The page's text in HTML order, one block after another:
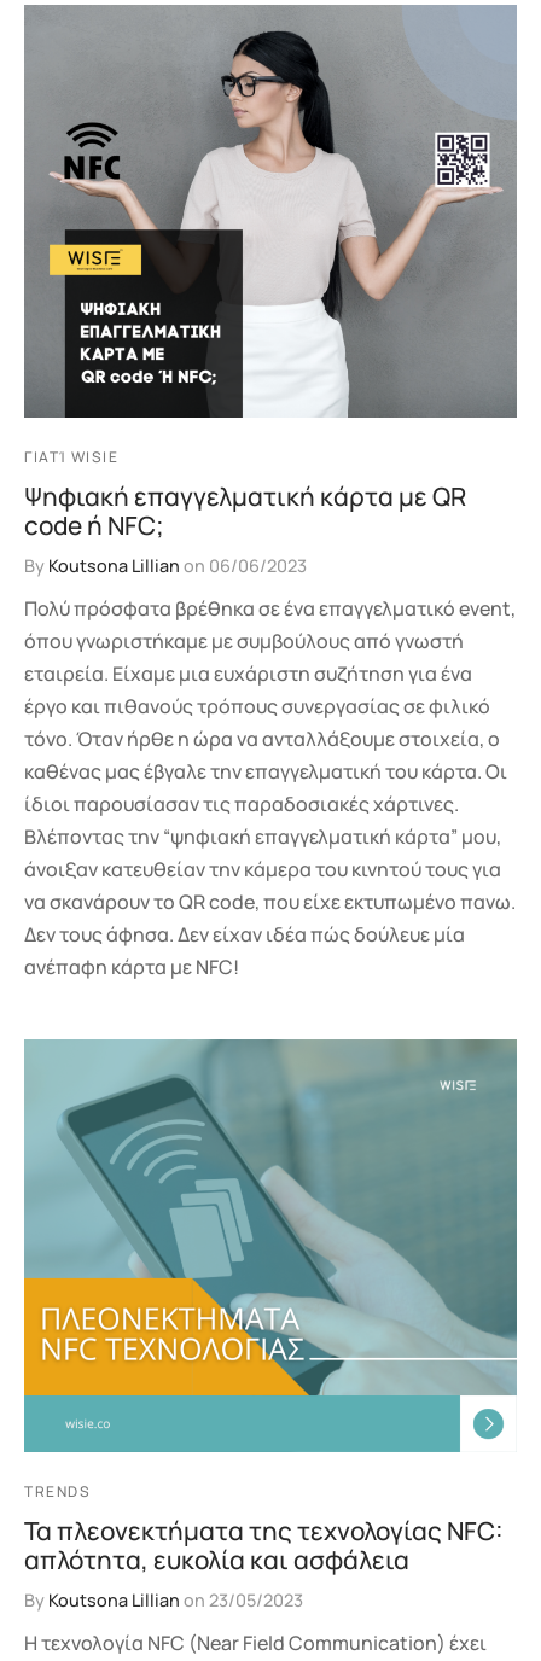
ΓΙΑΤΊ WISIE
Ψηφιακή επαγγελματική κάρτα με QR
code ή NFC;
By Koutsona Lillian on 06/06/2023
Πολύ πρόσφατα βρέθηκα σε ένα επαγγελματικό event,
όπου γνωριστήκαμε με συμβούλους από γνωστή
εταιρεία. Είχαμε μια ευχάριστη συζήτηση για ένα
έργο και πιθανούς τρόπους συνεργασίας σε φιλικό
τόνο. Όταν ήρθε η ώρα να ανταλλάξουμε στοιχεία, ο
καθένας μας έβγαλε την επαγγελματική του κάρτα. Οι
ίδιοι παρουσίασαν τις παραδοσιακές χάρτινες.
Βλέποντας την “ψηφιακή επαγγελματική κάρτα” μου,
άνοιξαν κατευθείαν την κάμερα του κινητού τους για
να σκανάρουν το QR code, που είχε εκτυπωμένο πανω.
Δεν τους άφησα. Δεν είχαν ιδέα πώς δούλευε μία
ανέπαφη κάρτα με NFC!
TRENDS
Τα πλεονεκτήματα της τεχνολογίας NFC:
απλότητα, ευκολία και ασφάλεια
By Koutsona Lillian on 23/05/2023
Η τεχνολογία NFC (Near Field Communication) έχει